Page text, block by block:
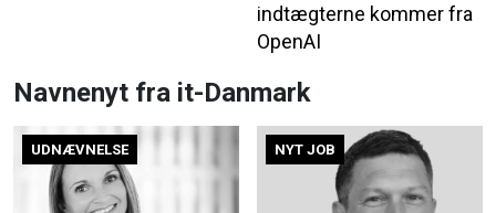
indtægterne kommer fra
OpenAI
Navnenyt fra it-Danmark
UDNÆVNELSE NYT JOB